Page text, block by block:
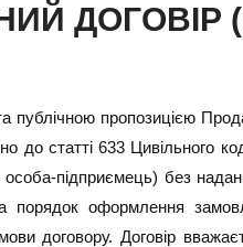
ДОГОВІР
публічною пропозицією
до статті 633 Цивільного
підприємець) без
оформлення
договору. Договір